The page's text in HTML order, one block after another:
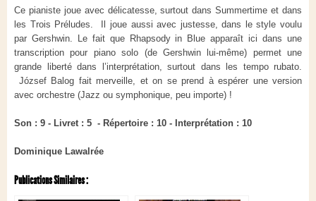
Ce pianiste joue avec délicatesse, surtout dans Summertime et dans
les Trois Préludes. Il joue aussi avec justesse, dans le style voulu
par Gershwin. Le fait que Rhapsody in Blue apparaît ici dans une
transcription pour piano solo (de Gershwin lui-même) permet une
grande liberté dans l’interprétation, surtout dans les tempo rubato.
József Balog fait merveille, et on se prend à espérer une version
avec orchestre (Jazz ou symphonique, peu importe) !
Son : 9 - Livret : 5 - Répertoire : 10 - Interprétation : 10
Dominique Lawalrée
Publications Similaires :